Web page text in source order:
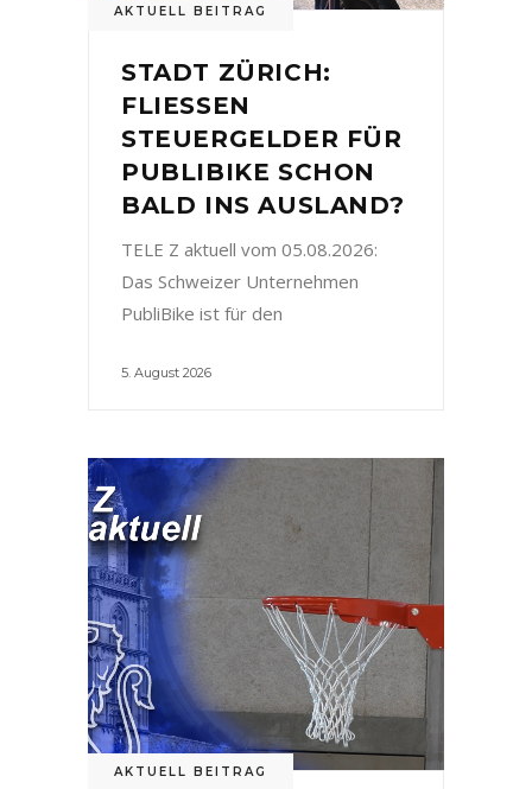
AKTUELL BEITRAG
STADT ZÜRICH:
FLIESSEN
STEUERGELDER FÜR
PUBLIBIKE SCHON
BALD INS AUSLAND?
TELE Z aktuell vom 05.08.2026:
Das Schweizer Unternehmen
PubliBike ist für den
5. August 2026
AKTUELL BEITRAG